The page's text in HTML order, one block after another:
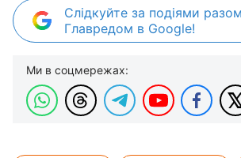
Слідкуйте за подіями
Главредом в Google!
Ми в соцмережах: